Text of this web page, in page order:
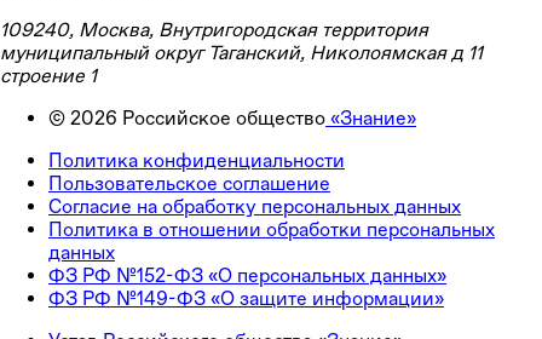
109240, Москва, Внутригородская территория
муниципальный округ Таганский, Николоямская д 11
строение 1
© 2026 Российское общество «Знание»
Политика конфиденциальности
Пользовательское соглашение
Согласие на обработку персональных данных
Политика в отношении обработки персональных
данных
ФЗ РФ №152-ФЗ «О персональных данных»
ФЗ РФ №149-ФЗ «О защите информации»